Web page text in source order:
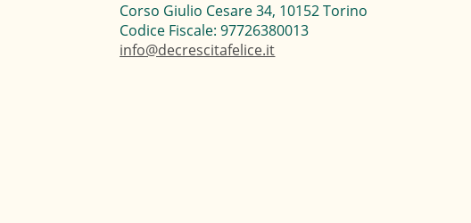
Corso Giulio Cesare 34, 10152 Torino
Codice Fiscale: 97726380013
info@decrescitafelice.it